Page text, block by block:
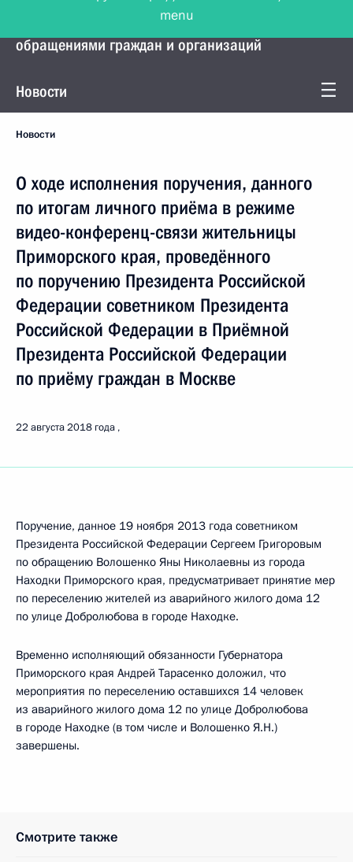
Управление Президента по работе с
обращениями граждан и организаций
Новости
Новости
О ходе исполнения поручения, данного
по итогам личного приёма в режиме
видео-конференц-связи жительницы
Приморского края, проведённого
по поручению Президента Российской
Федерации советником Президента
Российской Федерации в Приёмной
Президента Российской Федерации
по приёму граждан в Москве
22 августа 2018 года
Поручение, данное 19 ноября 2013 года советником
Президента Российской Федерации Сергеем Григоровым
по обращению Волошенко Яны Николаевны из города
Находки Приморского края, предусматривает принятие мер
по переселению жителей из аварийного жилого дома 12
по улице Добролюбова в городе Находке.
Временно исполняющий обязанности Губернатора
Приморского края Андрей Тарасенко доложил, что
мероприятия по переселению оставшихся 14 человек
из аварийного жилого дома 12 по улице Добролюбова
в городе Находке (в том числе и Волошенко Я.Н.)
завершены.
Смотрите также
menu